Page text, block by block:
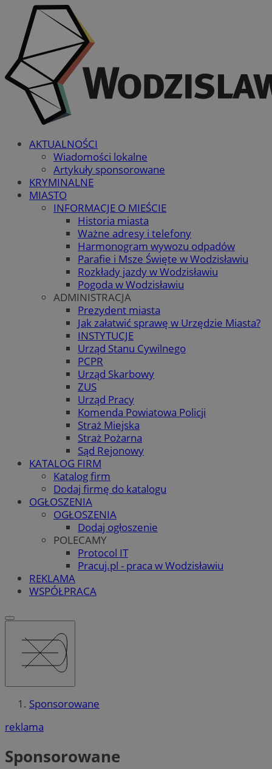
AKTUALNOŚCI
Wiadomości lokalne
Artykuły sponsorowane
KRYMINALNE
MIASTO
INFORMACJE O MIEŚCIE
Historia miasta
Ważne adresy i telefony
Harmonogram wywozu odpadów
Parafie i Msze Święte w Wodzisławiu
Rozkłady jazdy w Wodzisławiu
Pogoda w Wodzisławiu
ADMINISTRACJA
Prezydent miasta
Jak załatwić sprawę w Urzędzie Miasta?
INSTYTUCJE
Urząd Stanu Cywilnego
PCPR
Urząd Skarbowy
ZUS
Urząd Pracy
Komenda Powiatowa Policji
Straż Miejska
Straż Pożarna
Sąd Rejonowy
KATALOG FIRM
Katalog firm
Dodaj firmę do katalogu
OGŁOSZENIA
OGŁOSZENIA
Dodaj ogłoszenie
POLECAMY
Protocol IT
Pracuj.pl - praca w Wodzisławiu
REKLAMA
WSPÓŁPRACA
Sponsorowane
reklama
Sponsorowane